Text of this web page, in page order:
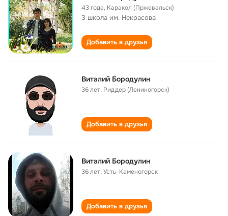
43 года, Каракол (Пржевальск)
3 школа им. Некрасова
Добавить в друзья
Виталий Бородулин
36 лет, Риддер (Лениногорск)
Добавить в друзья
Виталий Бородулин
36 лет,Усть-Каменогорск
Добавить в друзья